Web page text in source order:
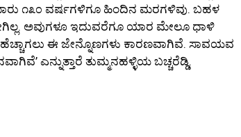
೧೩೦ ವರ್ಷಗಳಿಗೂ ಹಿಂದಿನ ಮರಗಳಿವು. ಬಹಳ
ಅವುಗಳೂ ಇದುವರೆಗೂ ಯಾರ ಮೇಲೂ ಧಾಳಿ
ಹೆಚ್ಚಾಗಲು ಈ ಜೇನ್ನೊಣಗಳು ಕಾರಣವಾಗಿವೆ. ಸಾವಯವ
ಎನ್ನುತ್ತಾರೆ ತುಮ್ಮನಹಳ್ಳಿಯ ಬಚ್ಚರೆಡ್ಡಿ.